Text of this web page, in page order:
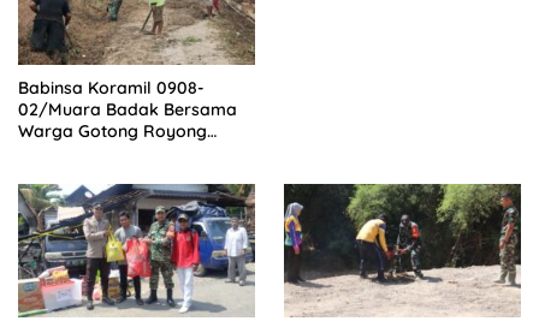
Babinsa Koramil 0908-
02/Muara Badak Bersama
Warga Gotong Royong